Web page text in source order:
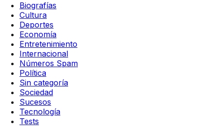
Biografías
Cultura
Deportes
Economía
Entretenimiento
Internacional
Números Spam
Política
Sin categoría
Sociedad
Sucesos
Tecnología
Tests